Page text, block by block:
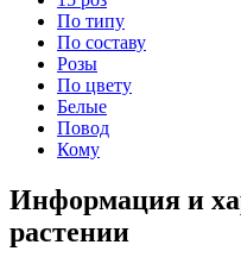
По типу
По составу
Розы
По цвету
Белые
Повод
Кому
Информация и
растении